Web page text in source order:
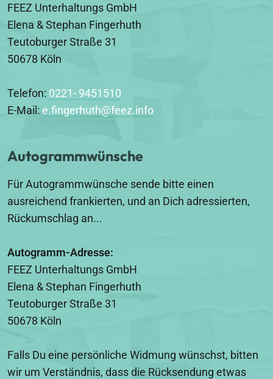
FEEZ Unterhaltungs GmbH
Elena & Stephan Fingerhuth
Teutoburger Straße 31
50678 Köln
Telefon: 0221- 9451510
E-Mail: e.fingerhuth@feez.info
Autogrammwünsche
Für Autogrammwünsche sende bitte einen
ausreichend frankierten, und an Dich adressierten,
Rückumschlag an...
Autogramm-Adresse:
FEEZ Unterhaltungs GmbH
Elena & Stephan Fingerhuth
Teutoburger Straße 31
50678 Köln
Falls Du eine persönliche Widmung wünschst, bitten
wir um Verständnis, dass die Rücksendung etwas